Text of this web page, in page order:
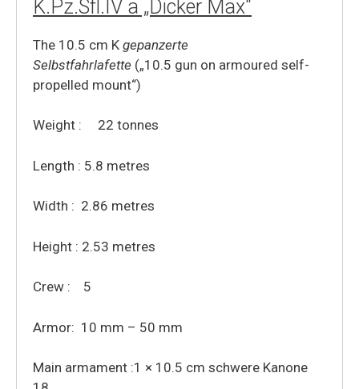
K.Pz.Sfl.IV a „Dicker Max“
The 10.5 cm K gepanzerte
Selbstfahrlafette („10.5 gun on armoured self-
propelled mount“)
Weight : 22 tonnes
Length : 5.8 metres
Width : 2.86 metres
Height : 2.53 metres
Crew : 5
Armor: 10 mm – 50 mm
Main armament :1 × 10.5 cm schwere Kanone